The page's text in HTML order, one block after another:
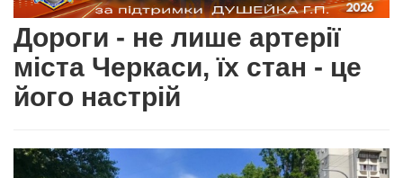
Дороги - не лише артерії
міста Черкаси, їх стан - це
його настрій